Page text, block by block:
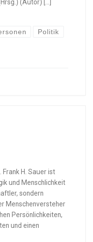
(Autor) […]
Politik
H. Sauer ist
und Menschlichkeit
sondern
Menschenversteher
Persönlichkeiten,
und einen